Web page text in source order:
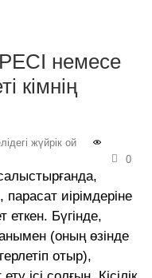
немесе
кімнің
жүйрік ой
0
иірімдеріне
еткен. Бүгінде,
(оның өзінде
отыр),